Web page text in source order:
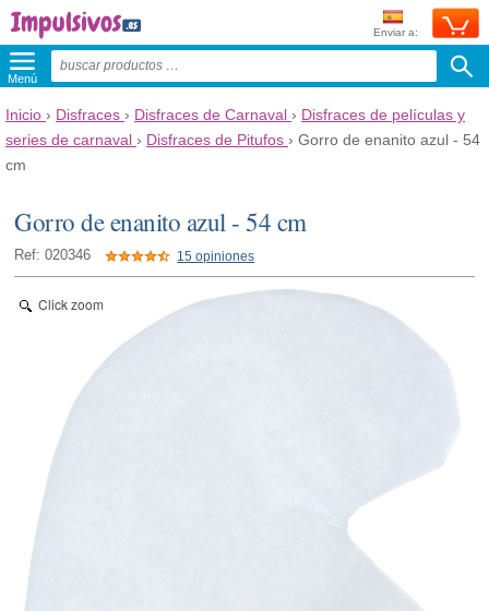
Enviar a:
Menú
Inicio › Disfraces › Disfraces de Carnaval › Disfraces de películas y
series de carnaval › Disfraces de Pitufos › Gorro de enanito azul - 54
cm
Gorro de enanito azul - 54 cm
Ref: 020346 15 opiniones
Click zoom